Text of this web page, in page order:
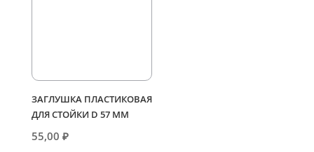
ЗАГЛУШКА ПЛАСТИКОВАЯ
ДЛЯ СТОЙКИ D 57 ММ
55,00 ₽